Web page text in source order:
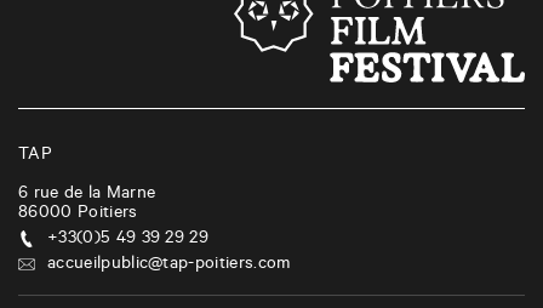
TAP
6 rue de la Marne
86000 Poitiers
+33(0)5 49 39 29 29
accueilpublic@tap-poitiers.com